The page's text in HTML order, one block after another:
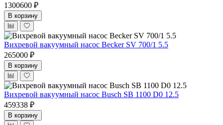
1300600 ₽
В корзину
Вихревой вакуумный насос Becker SV 700/1 5.5
265000 ₽
В корзину
Вихревой вакуумный насос Busch SB 1100 D0 12.5
459338 ₽
В корзину